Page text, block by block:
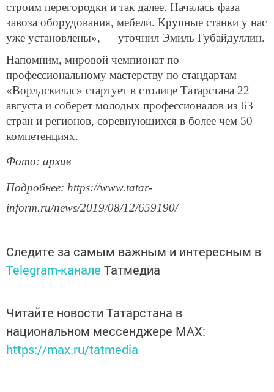
строим перегородки и так далее. Началась фаза
завоза оборудования, мебели. Крупные станки у нас
уже установлены», — уточнил Эмиль Губайдуллин.
Напомним, мировой чемпионат по
профессиональному мастерству по стандартам
«Ворлдскиллс» стартует в столице Татарстана 22
августа и соберет молодых профессионалов из 63
стран и регионов, соревнующихся в более чем 50
компетенциях.
Фото: архив
Подробнее: https://www.tatar-
inform.ru/news/2019/08/12/659190/
Следите за самым важным и интересным в
Telegram-канале Татмедиа
Читайте новости Татарстана в
национальном мессенджере MАХ:
https://max.ru/tatmedia